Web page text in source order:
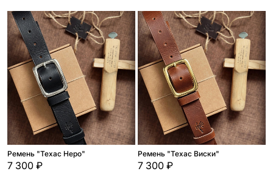
Ремень "Техас Неро"
7 300 ₽
Ремень "Техас Виски"
7 300 ₽